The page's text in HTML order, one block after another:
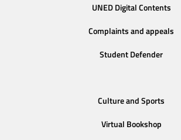
UNED Digital Contents
Complaints and appeals
Student Defender
Culture and Sports
Virtual Bookshop